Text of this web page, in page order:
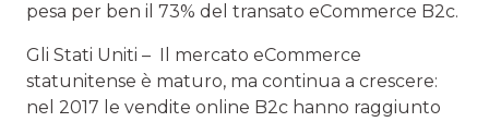
pesa per ben il 73% del transato eCommerce B2c.
Gli Stati Uniti – Il mercato eCommerce
statunitense è maturo, ma continua a crescere:
nel 2017 le vendite online B2c hanno raggiunto